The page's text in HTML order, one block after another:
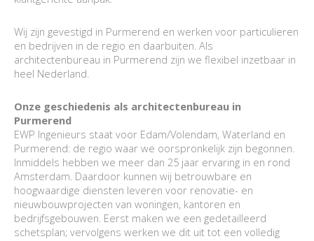
Wij zijn gevestigd in Purmerend en werken voor particulieren
en bedrijven in de regio en daarbuiten. Als
architectenbureau in Purmerend zijn we flexibel inzetbaar in
heel Nederland.
Onze geschiedenis als architectenbureau in
Purmerend
EWP Ingenieurs staat voor Edam/Volendam, Waterland en
Purmerend: de regio waar we oorspronkelijk zijn begonnen.
Inmiddels hebben we meer dan 25 jaar ervaring in en rond
Amsterdam. Daardoor kunnen wij betrouwbare en
hoogwaardige diensten leveren voor renovatie- en
nieuwbouwprojecten van woningen, kantoren en
bedrijfsgebouwen. Eerst maken we een gedetailleerd
schetsplan; vervolgens werken we dit uit tot een volledig